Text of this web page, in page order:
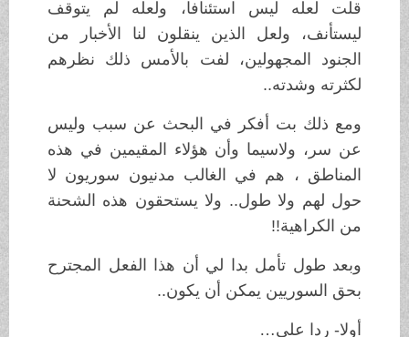
قلت لعله ليس استئنافا، ولعله لم يتوقف
ليستأنف، ولعل الذين ينقلون لنا الأخبار من
الجنود المجهولين، لفت بالأمس ذلك نظرهم
لكثرته وشدته..
ومع ذلك بت أفكر في البحث عن سبب وليس
عن سر، ولاسيما وأن هؤلاء المقيمين في هذه
المناطق ، هم في الغالب مدنيون سوريون لا
حول لهم ولا طول.. ولا يستحقون هذه الشحنة
من الكراهية!!
وبعد طول تأمل بدا لي أن هذا الفعل المجترح
بحق السوريين يمكن أن يكون..
أولا- ردا على…